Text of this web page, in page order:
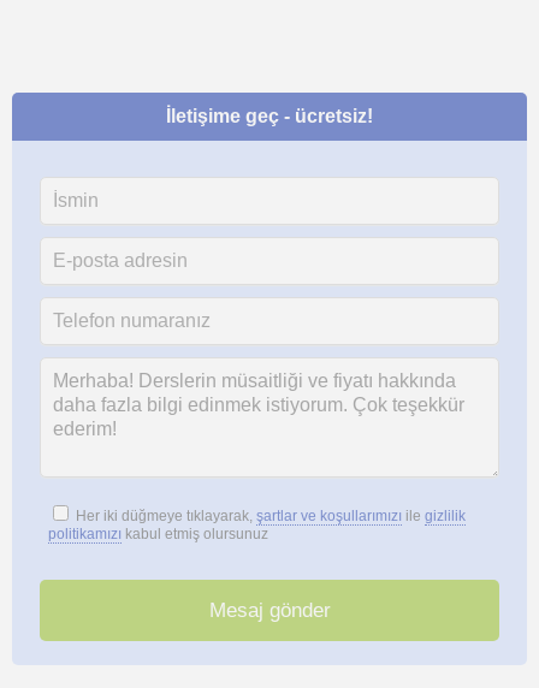
İletişime geç - ücretsiz!
Her iki düğmeye tıklayarak, şartlar ve koşullarımızı ile gizlilik
politikamızı kabul etmiş olursunuz